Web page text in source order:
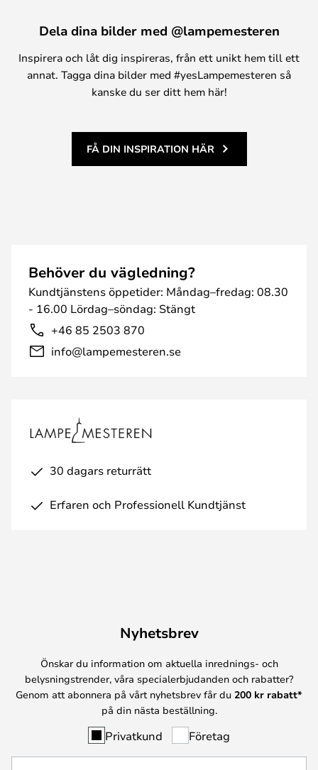
Dela dina bilder med @lampemesteren
Inspirera och låt dig inspireras, från ett unikt hem till ett
annat. Tagga dina bilder med #yesLampemesteren så
kanske du ser ditt hem här!
FÅ DIN INSPIRATION HÄR
Behöver du vägledning?
Kundtjänstens öppetider: Måndag–fredag: 08.30
- 16.00 Lördag–söndag: Stängt
+46 85 2503 870
info@lampemesteren.se
30 dagars returrätt
Erfaren och Professionell Kundtjänst
Nyhetsbrev
Önskar du information om aktuella inrednings- och
belysningstrender, våra specialerbjudanden och rabatter?
Genom att abonnera på vårt nyhetsbrev får du 200 kr rabatt*
på din nästa beställning.
Privatkund Företag